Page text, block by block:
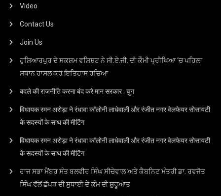
Video
Contact Us
Join Us
ਹੁਸ਼ਿਆਰਪੁਰ ਦੇ ਸਕਸ਼ਮ ਵਸ਼ਿਸ਼ਟ ਨੇ ਸੀ.ਏ.ਜੀ. ਦੀ ਕੌਮੀ ਪ੍ਰੀਖਿਆ ‘ਚ ਪਹਿਲਾ
ਸਥਾਨ ਹਾਸਲ ਕਰ ਇਤਿਹਾਸ ਰਚਿਆ
बदले की राजनीति करना बंद करे मान सरकार : चुग
विधायक रमन अरोड़ा ने रंधावा कॉलोनी लाधेवाली और रंजीत नगर वेलफेयर सोसायटी
के सदस्यों के साथ की मीटिंग
विधायक रमन अरोड़ा ने रंधावा कॉलोनी लाधेवाली और रंजीत नगर वेलफेयर सोसायटी
के सदस्यों के साथ की मीटिंग
ਰਾਜ ਸਭਾ ਮੈਂਬਰ ਸੰਤ ਬਲਵੀਰ ਸਿੰਘ ਸੀਚੇਵਾਲ ਅਤੇ ਕੈਬਨਿਟ ਮੰਤਰੀ ਡਾ. ਰਵਜੋਤ
ਸਿੰਘ ਵੱਲੋਂ ਛੱਪੜ ਦੀ ਸੁਧਾਈ ਦੇ ਕੰਮ ਦੀ ਸ਼ੁਰੂਆਤ